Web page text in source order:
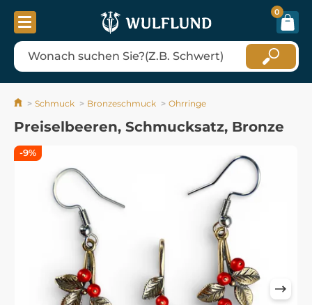
0
Schmuck Bronzeschmuck Ohrringe
Preiselbeeren, Schmucksatz, Bronze
-9%